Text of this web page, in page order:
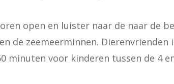
open en luister naar de naar de
de zeemeerminnen.
minuten voor kinderen tussen de 4